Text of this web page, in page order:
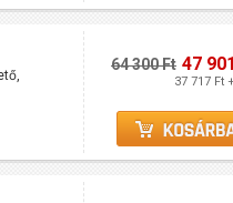
64 300 Ft 47
37 717 Ft